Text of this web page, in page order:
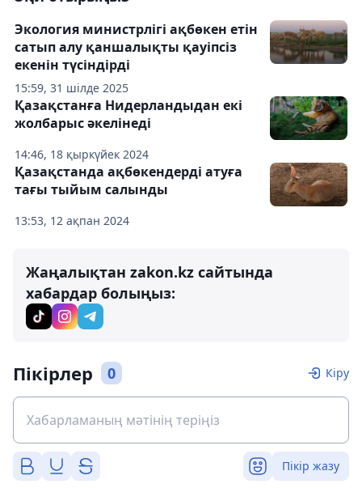
15:59, 31 шілде 2025
Экология министрлігі ақбөкен етін
сатып алу қаншалықты қауіпсіз
екенін түсіндірді
14:46, 18 қыркүйек 2024
Қазақстанға Нидерландыдан екі
жолбарыс әкелінеді
13:53, 12 ақпан 2024
Қазақстанда ақбөкендерді атуға
тағы тыйым салынды
Жаңалықтан zakon.kz сайтында
хабардар болыңыз:
Пікірлер 0 Кіру
Пікір жазу